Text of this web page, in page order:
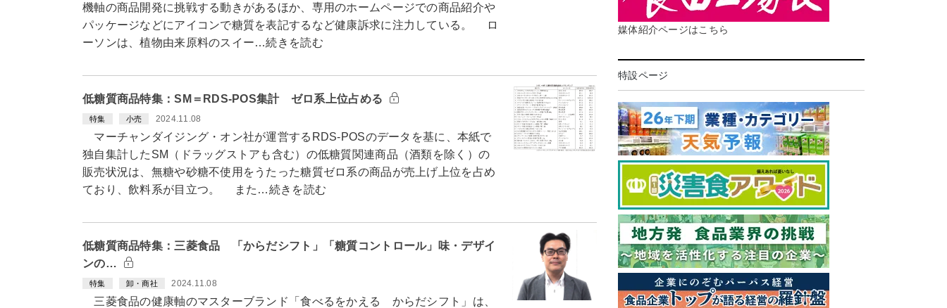
機軸の商品開発に挑戦する動きがあるほか、専用のホームページでの商品紹介や
パッケージなどにアイコンで糖質を表記するなど健康訴求に注力している。 ロ
ーソンは、植物由来原料のスイー…続きを読む
低糖質商品特集：SM＝RDS-POS集計 ゼロ系上位占める
特集 小売 2024.11.08
マーチャンダイジング・オン社が運営するRDS-POSのデータを基に、本紙で
独自集計したSM（ドラッグストアも含む）の低糖質関連商品（酒類を除く）の
販売状況は、無糖や砂糖不使用をうたった糖質ゼロ系の商品が売上げ上位を占め
ており、飲料系が目立つ。 また…続きを読む
低糖質商品特集：三菱食品 「からだシフト」「糖質コントロール」味・デザイ
ンの…
特集 卸・商社 2024.11.08
三菱食品の健康軸のマスターブランド「食べるをかえる からだシフト」は、
媒体紹介ページはこちら
特設ページ